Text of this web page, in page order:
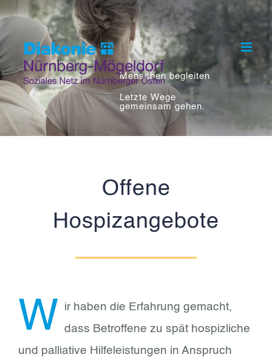
Skip
content
Menschen begleiten
Letzte Wege
gemeinsam gehen.
Offene
Hospizangebote
W
ir haben die Erfahrung gemacht,
dass Betroffene zu spät hospizliche
und palliative Hilfeleistungen in Anspruch